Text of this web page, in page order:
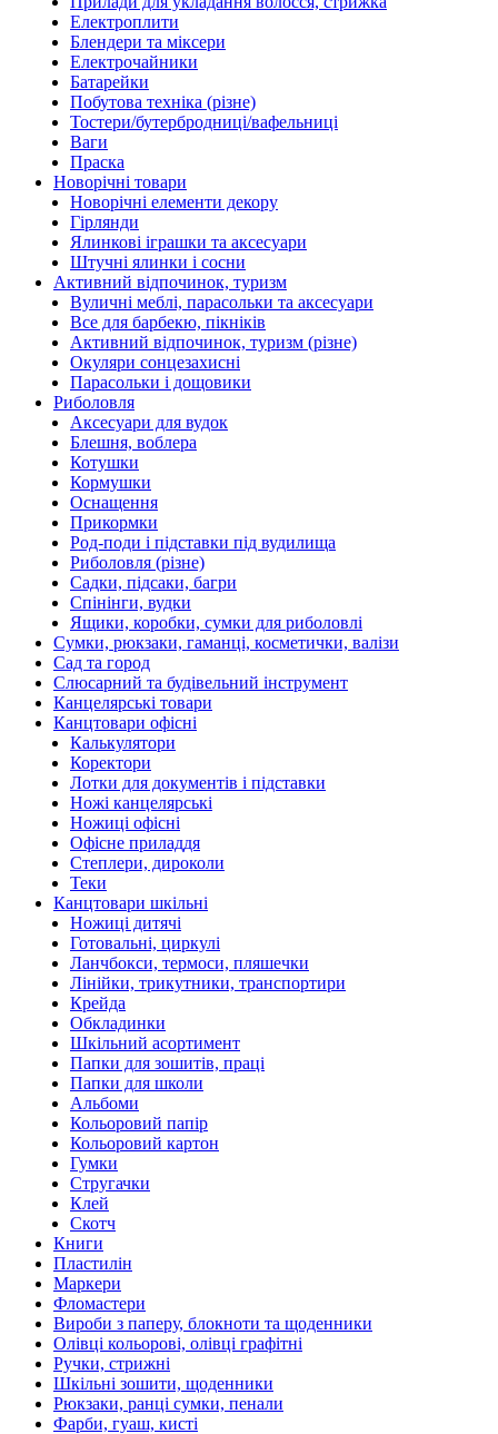
Електроплити
Блендери та міксери
Електрочайники
Батарейки
Побутова техніка (різне)
Тостери/бутербродниці/вафельниці
Ваги
Праска
Новорічні товари
Новорічні елементи декору
Гірлянди
Ялинкові іграшки та аксесуари
Штучні ялинки і сосни
Активний відпочинок, туризм
Вуличні меблі, парасольки та аксесуари
Все для барбекю, пікніків
Активний відпочинок, туризм (різне)
Окуляри сонцезахисні
Парасольки і дощовики
Риболовля
Аксесуари для вудок
Блешня, воблера
Котушки
Кормушки
Оснащення
Прикормки
Род-поди і підставки під вудилища
Риболовля (різне)
Садки, підсаки, багри
Спінінги, вудки
Ящики, коробки, сумки для риболовлі
Сумки, рюкзаки, гаманці, косметички, валізи
Сад та город
Слюсарний та будівельний інструмент
Канцелярські товари
Канцтовари офісні
Калькулятори
Коректори
Лотки для документів і підставки
Ножі канцелярські
Ножиці офісні
Офісне приладдя
Степлери, дироколи
Теки
Канцтовари шкільні
Ножиці дитячі
Готовальні, циркулі
Ланчбокси, термоси, пляшечки
Лінійки, трикутники, транспортири
Крейда
Обкладинки
Шкільний асортимент
Папки для зошитів, праці
Папки для школи
Альбоми
Кольоровий папір
Кольоровий картон
Гумки
Стругачки
Клей
Скотч
Книги
Пластилін
Маркери
Фломастери
Вироби з паперу, блокноти та щоденники
Олівці кольорові, олівці графітні
Ручки, стрижні
Шкільні зошити, щоденники
Рюкзаки, ранці сумки, пенали
Фарби, гуаш, кисті